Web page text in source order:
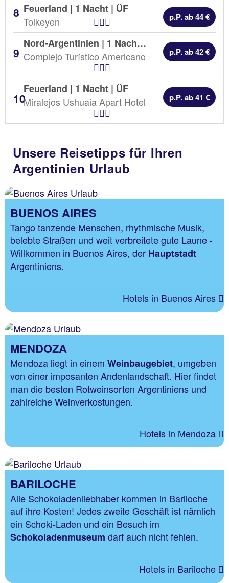
Feuerland | 1 Nacht | ÜF
Tolkeyen
Hotel Kategorienp.P. ab 44 €
Nord-Argentinien | 1 Nacht |
Complejo Turístico Americano
p.P. ab 42 €
Feuerland | 1 Nacht | ÜF
Miralejos Ushuaia Apart Hotel
p.P. ab 41 €
Unsere Reisetipps für Ihren
Argentinien Urlaub
BUENOS AIRES
Tango tanzende Menschen, rhythmische Musik,
belebte Straßen und weit verbreitete gute Laune -
Willkommen in Buenos Aires, der Hauptstadt
Argentiniens.
Hotels in Buenos Aires
MENDOZA
Mendoza liegt in einem Weinbaugebiet, umgeben
von einer imposanten Andenlandschaft. Hier findet
man die besten Rotweinsorten Argentiniens und
zahlreiche Weinverkostungen.
Hotels in Mendoza
BARILOCHE
Alle Schokoladenliebhaber kommen in Bariloche
auf ihre Kosten! Jedes zweite Geschäft ist nämlich
ein Schoki-Laden und ein Besuch im
Schokoladenmuseum darf auch nicht fehlen.
Hotels in Bariloche